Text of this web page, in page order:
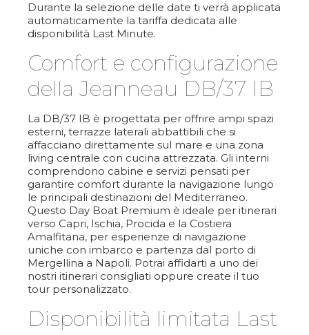
Durante la selezione delle date ti verrà applicata
automaticamente la tariffa dedicata alle
disponibilità Last Minute.
Comfort e configurazione
della Jeanneau DB/37 IB
La DB/37 IB è progettata per offrire ampi spazi
esterni, terrazze laterali abbattibili che si
affacciano direttamente sul mare e una zona
living centrale con cucina attrezzata. Gli interni
comprendono cabine e servizi pensati per
garantire comfort durante la navigazione lungo
le principali destinazioni del Mediterraneo.
Questo Day Boat Premium è ideale per itinerari
verso Capri, Ischia, Procida e la Costiera
Amalfitana, per esperienze di navigazione
uniche con imbarco e partenza dal porto di
Mergellina a Napoli. Potrai affidarti a uno dei
nostri itinerari consigliati oppure create il tuo
tour personalizzato.
Disponibilità limitata Last